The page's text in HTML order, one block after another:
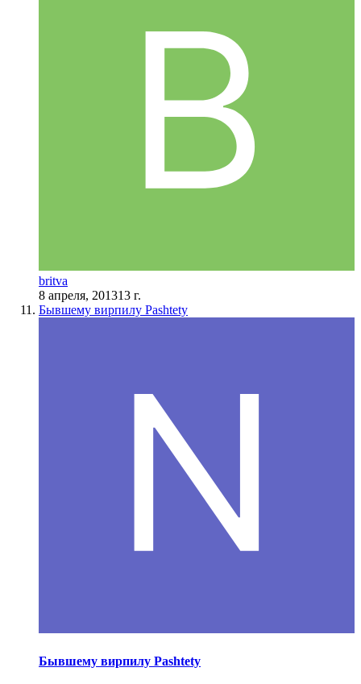
britva
8 апреля, 201313 г.
Бывшему вирпилу Pashtetу
Бывшему вирпилу Pashtetу